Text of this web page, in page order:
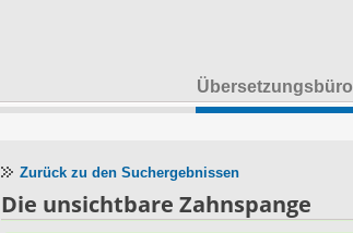
Übersetzungsbüro
Zurück zu den Suchergebnissen
Die unsichtbare Zahnspange